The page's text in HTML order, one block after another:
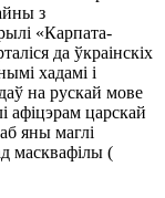
з
«Карпата-
да ўкраінскіх
хадамі і
на рускай мове
афіцэрам царскай
яны маглі
масквафілы (